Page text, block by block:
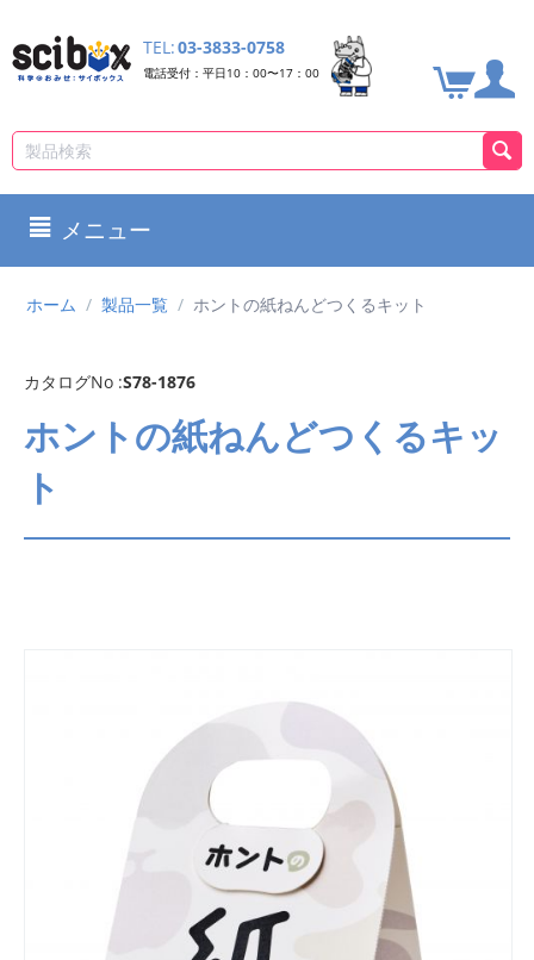
TEL:03-3833-0758
電話受付：平日10：00〜17：00
メニュー
ホーム / 製品一覧 / ホントの紙ねんどつくるキット
カタログNo :S78-1876
ホントの紙ねんどつくるキッ
ト